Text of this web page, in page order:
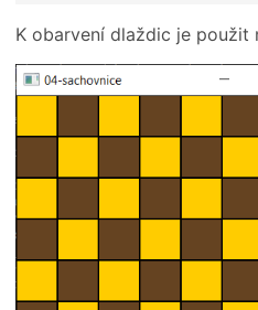
K obarvení dlaždic je použit